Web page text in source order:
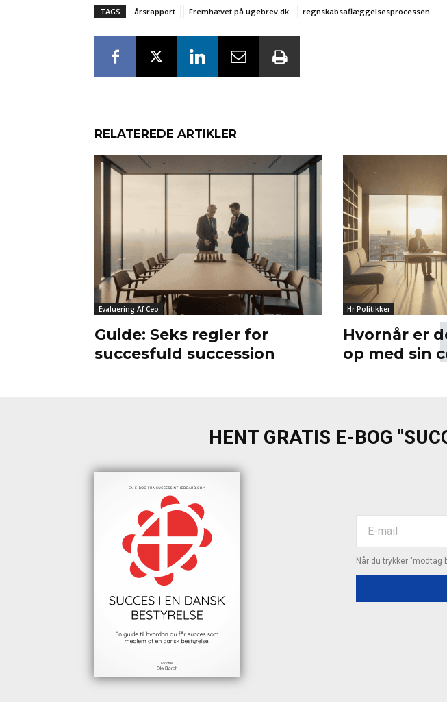
TAGS årsrapport Fremhævet på ugebrev.dk regnskabsaflæggelsesprocessen
RELATEREDE ARTIKLER
Evaluering Af Ceo
Guide: Seks regler for
succesfuld succession
Hr Politikker
Hvornår er
op med sin
HENT GRATIS E-BOG
Når du trykker